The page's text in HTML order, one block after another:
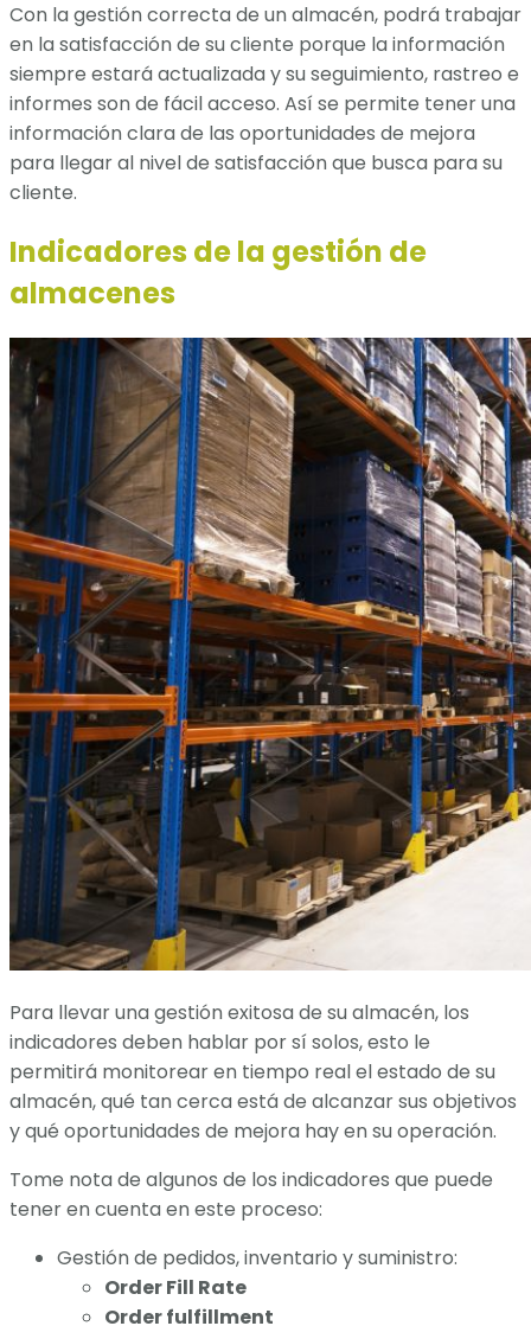
Con la gestión correcta de un almacén, podrá trabajar
en la satisfacción de su cliente porque la información
siempre estará actualizada y su seguimiento, rastreo e
informes son de fácil acceso. Así se permite tener una
información clara de las oportunidades de mejora
para llegar al nivel de satisfacción que busca para su
cliente.
Indicadores de la gestión de
almacenes
Para llevar una gestión exitosa de su almacén, los
indicadores deben hablar por sí solos, esto le
permitirá monitorear en tiempo real el estado de su
almacén, qué tan cerca está de alcanzar sus objetivos
y qué oportunidades de mejora hay en su operación.
Tome nota de algunos de los indicadores que puede
tener en cuenta en este proceso:
Gestión de pedidos, inventario y suministro:
Order Fill Rate
Order fulfillment